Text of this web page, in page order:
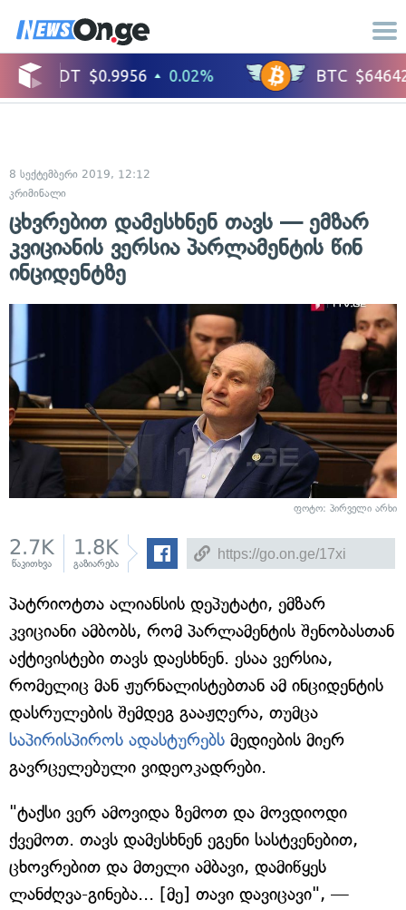
8 სექტემბერი 2019, 12:12
კრიმინალი
ცხვრებით დამესხნენ თავს — ემზარ
კვიციანის ვერსია პარლამენტის წინ
ინციდენტზე
ფოტო: პირველი არხი
2.7K
წაკითხვა
1.8K
გაზიარება
პატრიოტთა ალიანსის დეპუტატი, ემზარ
კვიციანი ამბობს, რომ პარლამენტის შენობასთან
აქტივისტები თავს დაესხნენ. ესაა ვერსია,
რომელიც მან ჟურნალისტებთან ამ ინციდენტის
დასრულების შემდეგ გააჟღერა, თუმცა
საპირისპიროს ადასტურებს მედიების მიერ
გავრცელებული ვიდეოკადრები.
"ტაქსი ვერ ამოვიდა ზემოთ და მოვდიოდი
ქვემოთ. თავს დამესხნენ ეგენი სასტვენებით,
ცხოვრებით და მთელი ამბავი, დამიწყეს
ლანძღვა-გინება... [მე] თავი დავიცავი", —